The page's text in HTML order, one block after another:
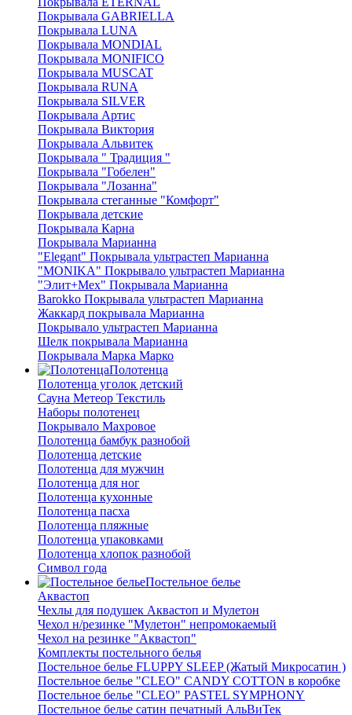
Покрывала GABRIELLA
Покрывала LUNA
Покрывала MONDIAL
Покрывала MONIFICO
Покрывала MUSCAT
Покрывала RUNA
Покрывала SILVER
Покрывала Артис
Покрывала Виктория
Покрывала Альвитек
Покрывала " Традиция "
Покрывала "Гобелен"
Покрывала "Лозанна"
Покрывала стеганные "Комфорт"
Покрывала детские
Покрывала Карна
Покрывала Марианна
"Elegant" Покрывала ультрастеп Марианна
"MONIKA" Покрывало ультрастеп Марианна
"Элит+Мех" Покрывала Марианна
Barokko Покрывала ультрастеп Марианна
Жаккард покрывала Марианна
Покрывало ультрастеп Марианна
Шелк покрывала Марианна
Покрывала Марка Марко
Полотенца
Полотенца уголок детский
Сауна Метеор Текстиль
Наборы полотенец
Покрывало Махровое
Полотенца бамбук разнобой
Полотенца детские
Полотенца для мужчин
Полотенца для ног
Полотенца кухонные
Полотенца пасха
Полотенца пляжные
Полотенца упаковками
Полотенца хлопок разнобой
Символ года
Постельное белье
Аквастоп
Чехлы для подушек Аквастоп и Мулетон
Чехол н/резинке "Мулетон" непромокаемый
Чехол на резинке "Аквастоп"
Комплекты постельного белья
Постельное белье FLUPPY SLEEP (Жатый Микросатин )
Постельное белье "CLEO" CANDY COTTON в коробке
Постельное белье "CLEO" PASTEL SYMPHONY
Постельное белье сатин печатный АльВиТек